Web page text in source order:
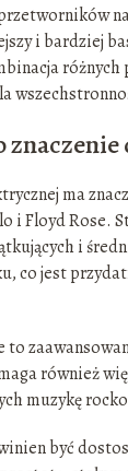
i bardziej
ma
i Floyd Rose.
i
co jest
to
również
muzykę
być